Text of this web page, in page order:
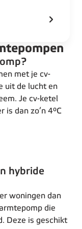
met je cv-
uit de lucht en
Je cv-ketel
is dan zo’n 4°C
hybride
woningen dan
die
Deze is geschikt